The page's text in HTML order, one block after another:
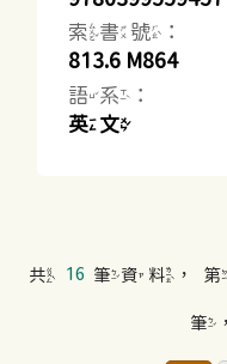
索書號：
813.6 M864
語系：
英文
共 16 筆資料，
筆